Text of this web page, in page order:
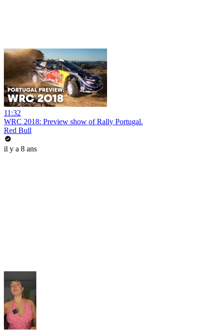
11:32
WRC 2018: Preview show of Rally Portugal.
Red Bull
il y a 8 ans